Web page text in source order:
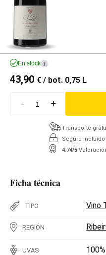
En stock i
43,90 € / bot. 0,75 L
- +
Transporte
Seguro
4.74/5
Ficha técnica
TIPO Vino
REGIÓN
UVAS 100%